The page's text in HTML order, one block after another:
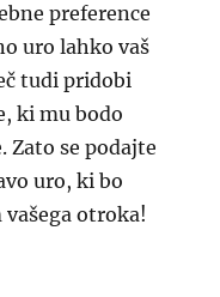
preference
uro lahko vaš
tudi pridobi
ki mu bodo
Zato se podajte
uro, ki bo
otroka!